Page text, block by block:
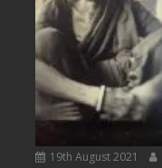
19th August 2021